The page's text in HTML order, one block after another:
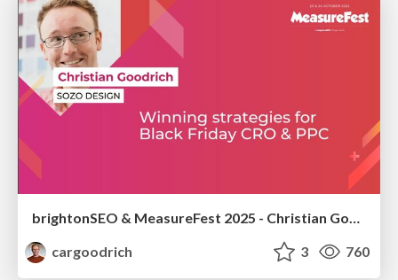
brightonSEO & MeasureFest 2025 - Christian Goodrich - Winning strategies for Black Friday CRO & PPC
cargoodrich
3 760